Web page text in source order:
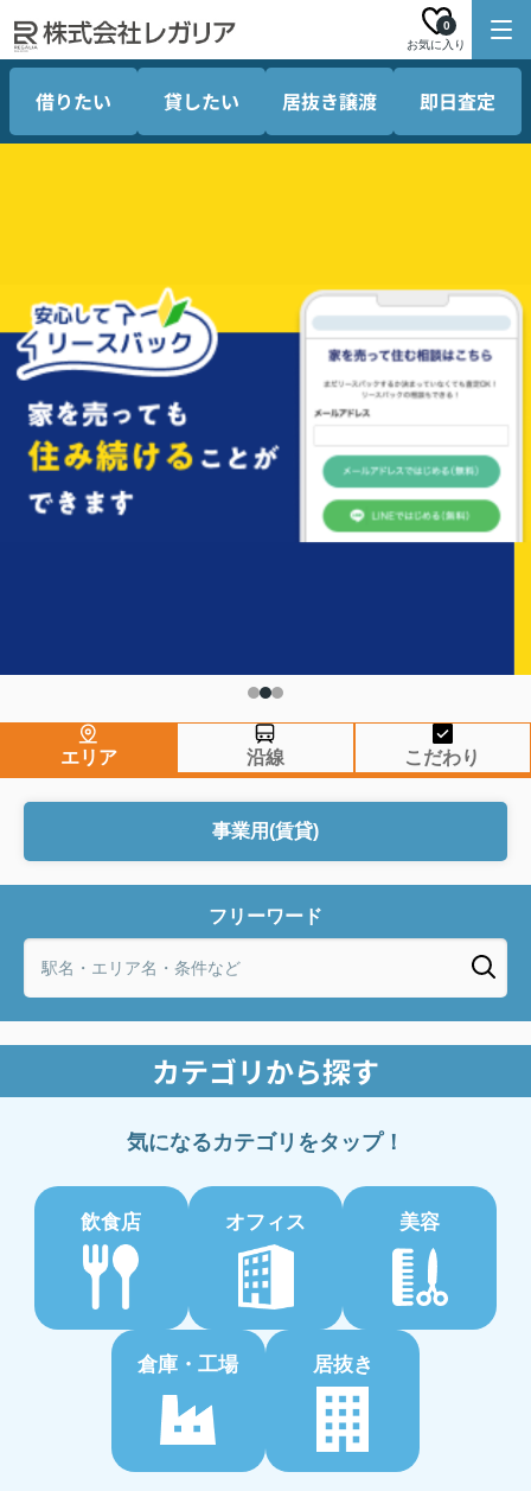
お気に入り
0
借りたい 貸したい 居抜き譲渡 即日査定
エリア 沿線 こだわり
事業用(賃貸)
フリーワード
カテゴリから探す
気になるカテゴリをタップ！
飲食店 オフィス 美容
倉庫・工場 居抜き